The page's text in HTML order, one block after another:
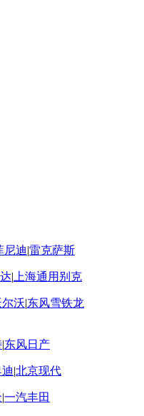
尼迪|雷克萨斯
| 上海通用别克
沃|东风雪铁龙
|东风日产
|北京现代
|一汽丰田